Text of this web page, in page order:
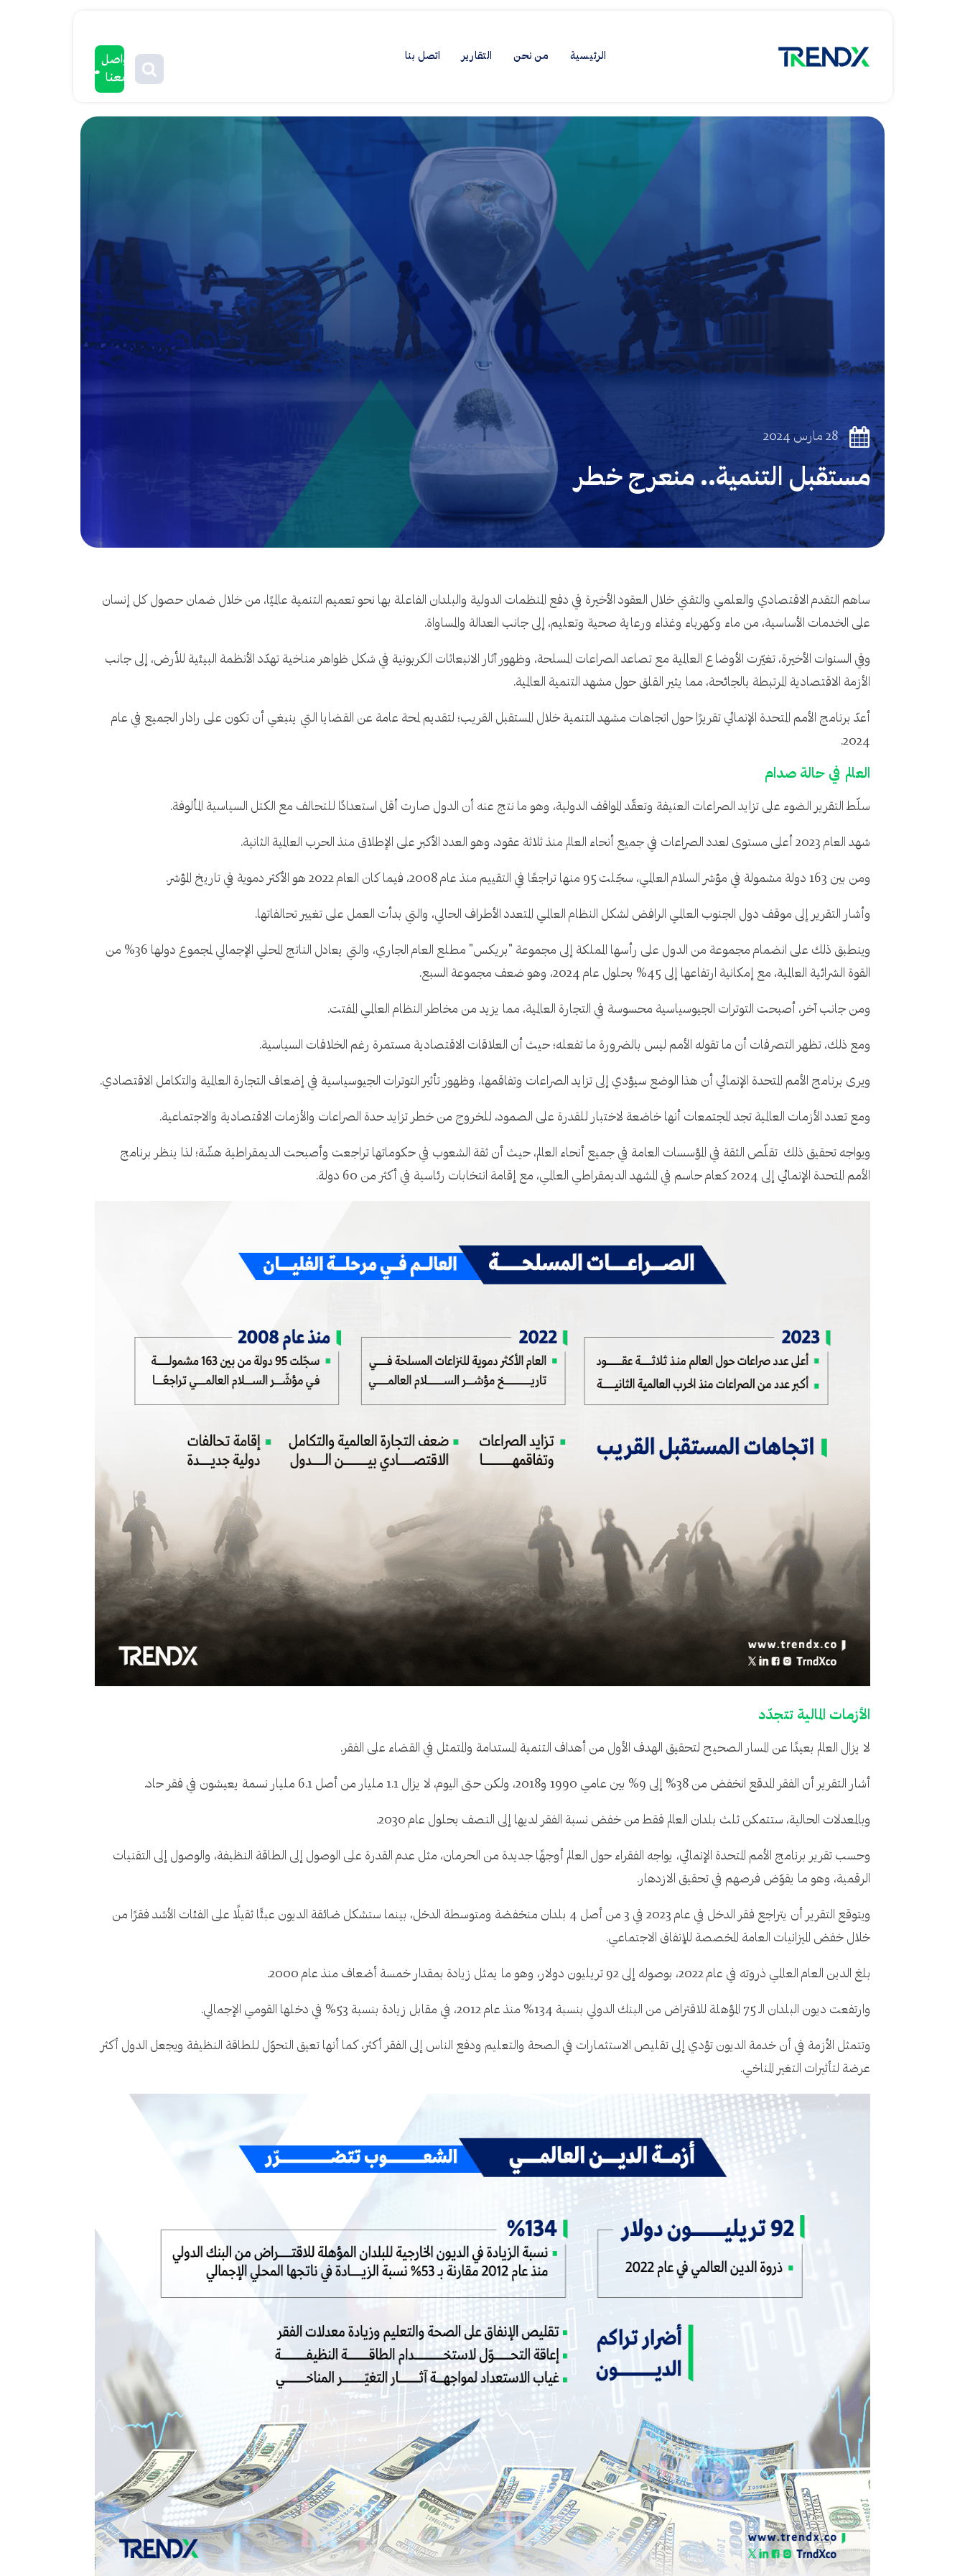
الرئيسية من نحن التقارير اتصل بنا
تواصل
معنا
28 مارس 2024
مستقبل التنمية.. منعرج خطر
ساهم التقدم الاقتصادي والعلمي والتقني خلال العقود الأخيرة في دفع المنظمات الدولية والبلدان الفاعلة بها نحو تعميم التنمية عالميًا، من خلال ضمان حصول كل إنسان
على الخدمات الأساسية، من ماء وكهرباء وغذاء ورعاية صحية وتعليم، إلى جانب العدالة والمساواة.
وفي السنوات الأخيرة، تغيّرت الأوضاع العالمية مع تصاعد الصراعات المسلحة، وظهور آثار الانبعاثات الكربونية في شكل ظواهر مناخية تهدّد الأنظمة البيئية للأرض، إلى جانب
الأزمة الاقتصادية المرتبطة بالجائحة، مما يثير القلق حول مشهد التنمية العالمية.
أعدّ برنامج الأمم المتحدة الإنمائي تقريرًا حول اتجاهات مشهد التنمية خلال المستقبل القريب؛ لتقديم لمحة عامة عن القضايا التي ينبغي أن تكون على رادار الجميع في عام
2024.
العالم في حالة صدام
سلّط التقرير الضوء على تزايد الصراعات العنيفة وتعقّد المواقف الدولية، وهو ما نتج عنه أن الدول صارت أقل استعدادًا للتحالف مع الكتل السياسية المألوفة.
شهد العام 2023 أعلى مستوى لعدد الصراعات في جميع أنحاء العالم منذ ثلاثة عقود، وهو العدد الأكبر على الإطلاق منذ الحرب العالمية الثانية.
ومن بين 163 دولة مشمولة في مؤشر السلام العالمي، سجّلت 95 منها تراجعًا في التقييم منذ عام 2008، فيما كان العام 2022 هو الأكثر دموية في تاريخ المؤشر.
وأشار التقرير إلى موقف دول الجنوب العالمي الرافض لشكل النظام العالمي المتعدد الأطراف الحالي، والتي بدأت العمل على تغيير تحالفاتها.
وينطبق ذلك على انضمام مجموعة من الدول على رأسها المملكة إلى مجموعة "بريكس" مطلع العام الجاري، والتي يعادل الناتج المحلي الإجمالي لمجموع دولها 36% من
القوة الشرائية العالمية، مع إمكانية ارتفاعها إلى 45% بحلول عام 2024، وهو ضعف مجموعة السبع.
ومن جانب آخر، أصبحت التوترات الجيوسياسية محسوسة في التجارة العالمية، مما يزيد من مخاطر النظام العالمي المفتت.
ومع ذلك، تظهر التصرفات أن ما تقوله الأمم ليس بالضرورة ما تفعله؛ حيث أن العلاقات الاقتصادية مستمرة رغم الخلافات السياسية.
ويرى برنامج الأمم المتحدة الإنمائي أن هذا الوضع سيؤدي إلى تزايد الصراعات وتفاقمها، وظهور تأثير التوترات الجيوسياسية في إضعاف التجارة العالمية والتكامل الاقتصادي.
ومع تعدد الأزمات العالمية تجد المجتمعات أنها خاضعة لاختبار للقدرة على الصمود، للخروج من خطر تزايد حدة الصراعات والأزمات الاقتصادية والاجتماعية.
ويواجه تحقيق ذلك تقلّص الثقة في المؤسسات العامة في جميع أنحاء العالم، حيث أن ثقة الشعوب في حكوماتها تراجعت وأصبحت الديمقراطية هشّة؛ لذا ينظر برنامج
الأمم المتحدة الإنمائي إلى 2024 كعام حاسم في المشهد الديمقراطي العالمي، مع إقامة انتخابات رئاسية في أكثر من 60 دولة.
الأزمات المالية تتجدّد
لا يزال العالم بعيدًا عن المسار الصحيح لتحقيق الهدف الأول من أهداف التنمية المستدامة والمتمثل في القضاء على الفقر.
أشار التقرير أن الفقر المدقع انخفض من 38% إلى 9% بين عامي 1990 و2018، ولكن حتى اليوم، لا يزال 1.1 مليار من أصل 6.1 مليار نسمة يعيشون في فقر حاد.
وبالمعدلات الحالية، ستتمكن ثلث بلدان العالم فقط من خفض نسبة الفقر لديها إلى النصف بحلول عام 2030.
وحسب تقرير برنامج الأمم المتحدة الإنمائي، يواجه الفقراء حول العالم أوجهًا جديدة من الحرمان، مثل عدم القدرة على الوصول إلى الطاقة النظيفة، والوصول إلى التقنيات
الرقمية، وهو ما يقوّض فرصهم في تحقيق الازدهار.
ويتوقع التقرير أن يتراجع فقر الدخل في عام 2023 في 3 من أصل 4 بلدان منخفضة ومتوسطة الدخل، بينما ستشكل ضائقة الديون عبئًا ثقيلًا على الفئات الأشد فقرًا من
خلال خفض الميزانيات العامة المخصصة للإنفاق الاجتماعي.
بلغ الدين العام العالمي ذروته في عام 2022، بوصوله إلى 92 تريليون دولار، وهو ما يمثل زيادة بمقدار خمسة أضعاف منذ عام 2000.
وارتفعت ديون البلدان الـ 75 المؤهلة للاقتراض من البنك الدولي بنسبة 134% منذ عام 2012، في مقابل زيادة بنسبة 53% في دخلها القومي الإجمالي.
وتتمثل الأزمة في أن خدمة الديون تؤدي إلى تقليص الاستثمارات في الصحة والتعليم ودفع الناس إلى الفقر أكثر، كما أنها تعيق التحوّل للطاقة النظيفة ويجعل الدول أكثر
عرضة لتأثيرات التغير المناخي.